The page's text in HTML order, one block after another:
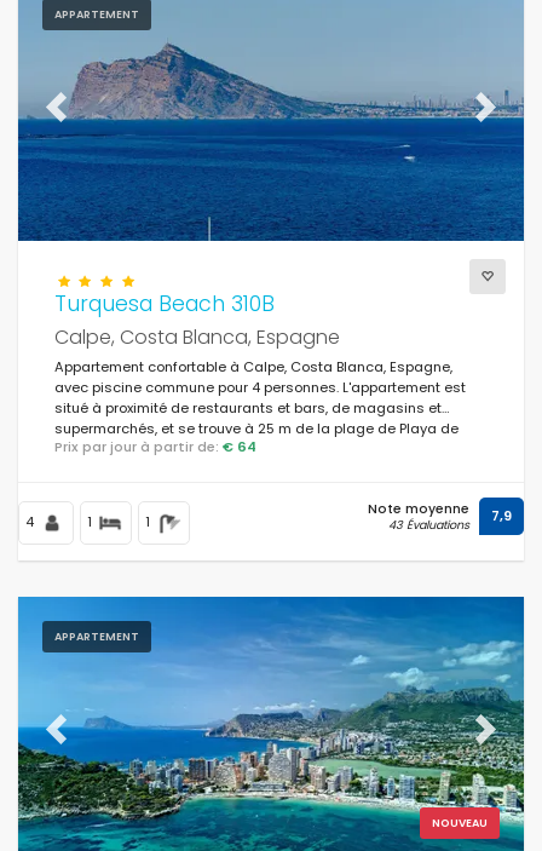
APPARTEMENT
Previous Next
Turquesa Beach 310B
Calpe, Costa Blanca, Espagne
Appartement confortable à Calpe, Costa Blanca, Espagne,
avec piscine commune pour 4 personnes. L'appartement est
situé à proximité de restaurants et bars, de magasins et
supermarchés, et se trouve à 25 m de la plage de Playa de
Levante.
Prix par jour à partir de: € 64
4 1 1
Note moyenne
43 Évaluations 7,9
APPARTEMENT
NOUVEAU
Previous Next